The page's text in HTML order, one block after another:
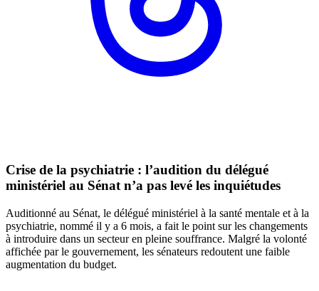
Crise de la psychiatrie : l’audition du délégué
ministériel au Sénat n’a pas levé les inquiétudes
Auditionné au Sénat, le délégué ministériel à la santé mentale et à la
psychiatrie, nommé il y a 6 mois, a fait le point sur les changements
à introduire dans un secteur en pleine souffrance. Malgré la volonté
affichée par le gouvernement, les sénateurs redoutent une faible
augmentation du budget.